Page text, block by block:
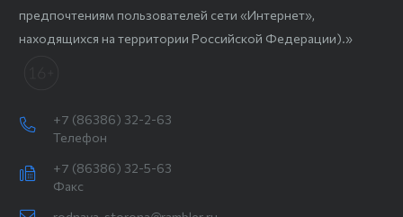
предпочтениям пользователей сети «Интернет»,
находящихся на территории Российской Федерации).»
+7 (86386) 32-2-63
Телефон
+7 (86386) 32-5-63
Факс